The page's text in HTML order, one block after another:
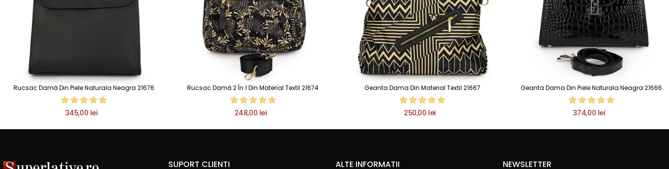
Rucsac Damă Din Piele Naturala Neagra 21676
345,00 lei
Rucsac Damă 2 În 1 Din Material Textil 21674
248,00 lei
Geanta Dama Din Material Textil 21667
250,00 lei
Geanta Dama Din Piele Naturala Neagra 21666
374,00 lei
SUPORT CLIENTI ALTE INFORMATII NEWSLETTER